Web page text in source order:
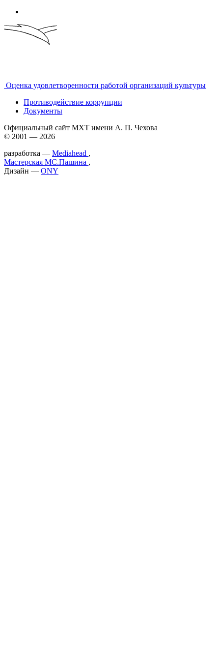
Оценка удовлетворенности работой организаций культуры
Противодействие коррупции
Документы
Официальный сайт МХТ имени А. П. Чехова
© 2001 — 2026
разработка — Mediahead ,
Мастерская МС.Пашина ,
Дизайн — ONY